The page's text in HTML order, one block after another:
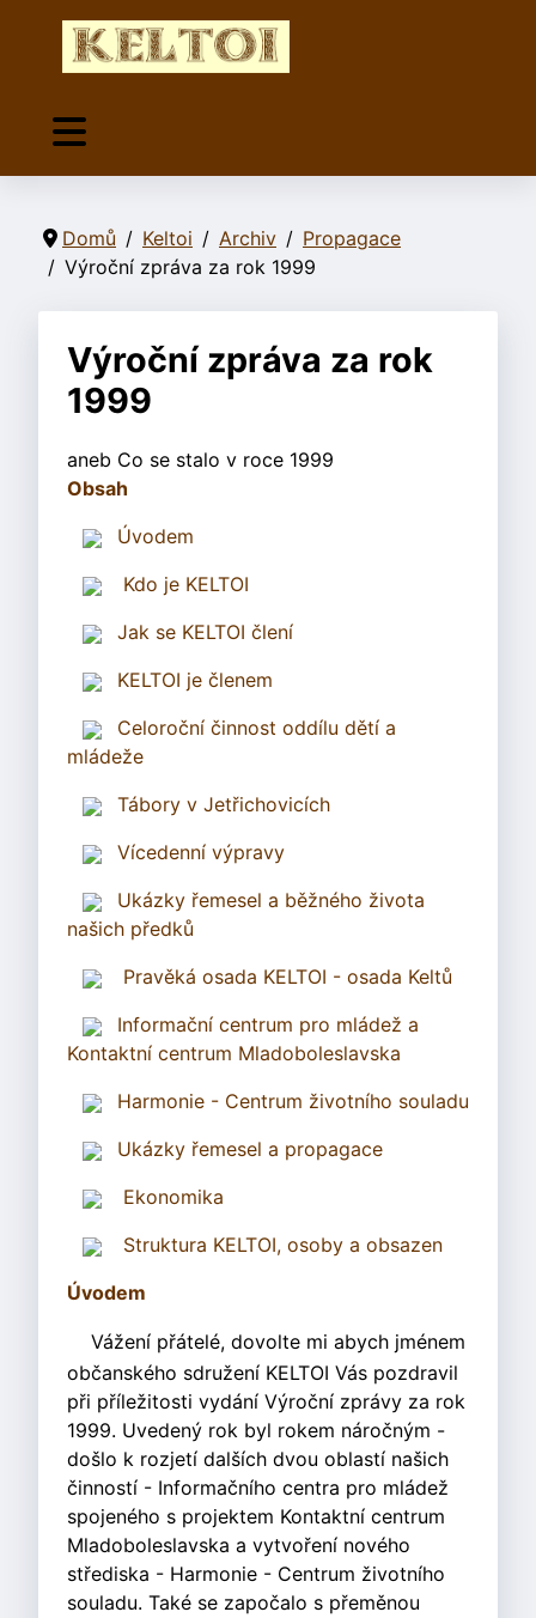
Domů Keltoi Archiv
Propagace
Výroční zpráva za rok 1999
Výroční zpráva za rok
1999
aneb Co se stalo v roce 1999
Obsah
Úvodem
Kdo je KELTOI
Jak se KELTOI člení
KELTOI je členem
Celoroční činnost oddílu dětí a
mládeže
Tábory v Jetřichovicích
Vícedenní výpravy
Ukázky řemesel a běžného života
našich předků
Pravěká osada KELTOI - osada Keltů
Informační centrum pro mládež a
Kontaktní centrum Mladoboleslavska
Harmonie - Centrum životního souladu
Ukázky řemesel a propagace
Ekonomika
Struktura KELTOI, osoby a obsazen
Úvodem
Vážení přátelé, dovolte mi abych jménem
občanského sdružení KELTOI Vás pozdravil
při příležitosti vydání Výroční zprávy za rok
1999. Uvedený rok byl rokem náročným -
došlo k rozjetí dalších dvou oblastí našich
činností - Informačního centra pro mládež
spojeného s projektem Kontaktní centrum
Mladoboleslavska a vytvoření nového
střediska - Harmonie - Centrum životního
souladu. Také se započalo s přeměnou